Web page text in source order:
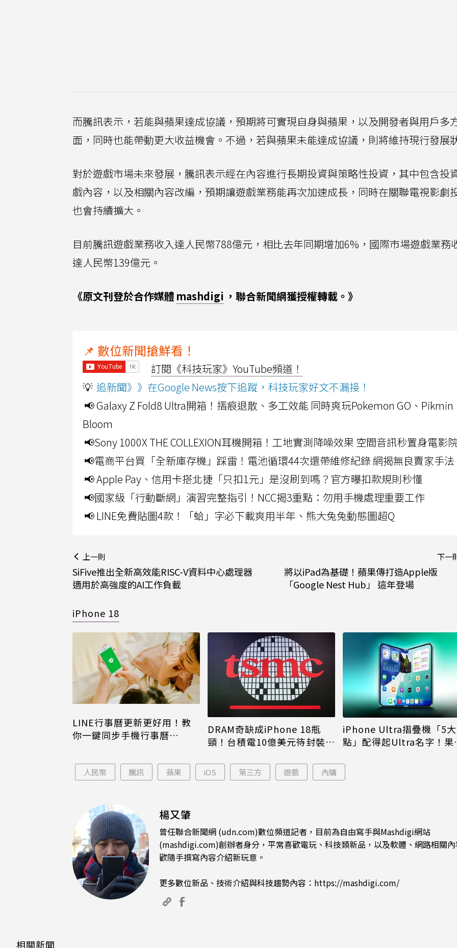
而騰訊表示，若能與蘋果達成協議，預期將可實現自身與蘋果，以及開發者與用戶多
面，同時也能帶動更大收益機會。不過，若與蘋果未能達成協議，則將維持現行發展
對於遊戲市場未來發展，騰訊表示經在內容進行長期投資與策略性投資，其中包含投
戲內容，以及相關內容改編，預期讓遊戲業務能再次加速成長，同時在關聯電視影劇
也會持續擴大。
目前騰訊遊戲業務收入達人民幣788億元，相比去年同期增加6%，國際市場遊戲業務
達人民幣139億元。
《原文刊登於合作媒體 mashdigi ，聯合新聞網獲授權轉載。》
📌 數位新聞搶鮮看！
訂閱《科技玩家》YouTube頻道！
💡 追新聞》》在Google News按下追蹤，科技玩家好文不漏接！
📢 Galaxy Z Fold8 Ultra開箱！摺痕退散、多工效能 同時爽玩Pokemon GO、Pikmin
Bloom
📢Sony 1000X THE COLLEXION耳機開箱！工地實測降噪效果 空間音訊秒置身電影
📢電商平台買「全新庫存機」踩雷！電池循環44次還帶維修紀錄 網揭無良賣家手法
📢 Apple Pay、信用卡搭北捷「只扣1元」是沒刷到嗎？官方曝扣款規則秒懂
📢國家級「行動斷網」演習完整指引！NCC揭3重點：勿用手機處理重要工作
📢 LINE免費貼圖4款！「蛤」字必下載爽用半年、熊大兔兔動態圖超Q
上一則
SiFive推出全新高效能RISC-V資料中心處理器
適用於高強度的AI工作負載
下一
將以iPad為基礎！蘋果傳打造Apple版
「Google Nest Hub」 這年登場
iPhone 18
LINE行事曆更新更好用！教
你一鍵同步手機行事曆
DRAM奇缺成iPhone 18瓶
頸！台積電10億美元待封裝晶
iPhone Ultra摺疊機「5
點」配得起Ultra名字！果
人民幣 騰訊 蘋果 iOS 第三方 遊戲 內購
楊又肇
曾任聯合新聞網 (udn.com)數位頻道記者，目前為自由寫手與Mashdigi網站
(mashdigi.com)創辦者身分，平常喜歡電玩、科技類新品，以及軟體、網路相關
歡隨手撰寫內容介紹新玩意。
更多數位新品、技術介紹與科技趨勢內容： https://mashdigi.com/
相關新聞